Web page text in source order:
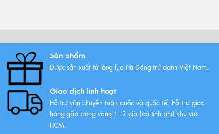
Đông trứ danh
Xem thêm
Sản phẩm
Được sản xuất từ làng lụa Hà Đông trứ danh Việt Nam.
Giao dịch linh hoạt
Hỗ trợ vận chuyển toàn quốc và quốc tế. Hỗ trợ giao
hàng gấp trong vòng 1 -2 giờ (có tính phí) khu vực
HCM.